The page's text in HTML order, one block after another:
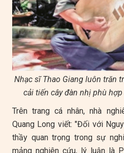
Nhạc sĩ Thao Giang luôn trăn
cải tiến cây đàn nhị phù
Trên trang cá nhân, nhà
Quang Long viết: "Đối với
thầy quan trọng trong sự
mảng nghiên cứu, lý luận là